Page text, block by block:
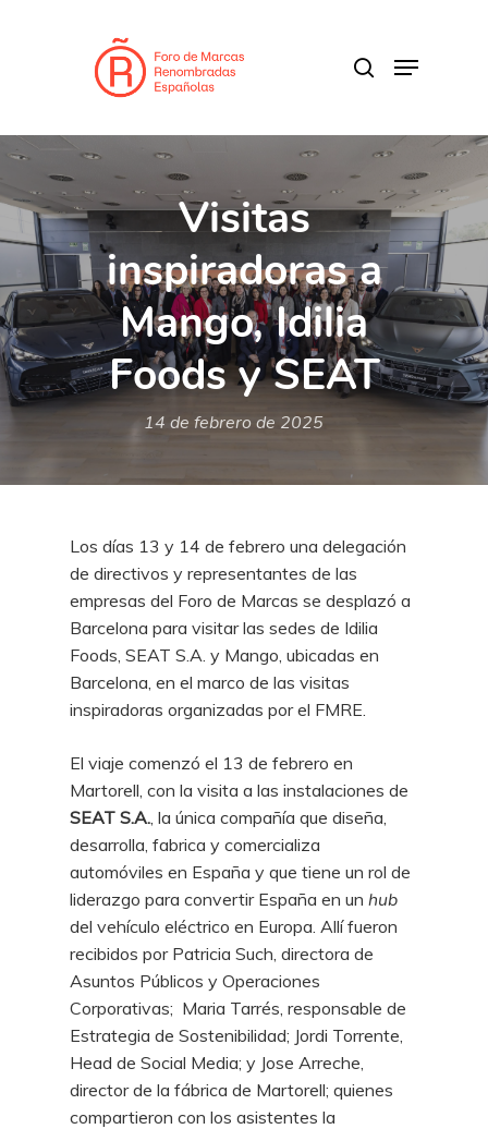
Menu
Visitas
inspiradoras a
Mango, Idilia
Foods y SEAT
14 de febrero de 2025
Los días 13 y 14 de febrero una delegación
de directivos y representantes de las
empresas del Foro de Marcas se desplazó a
Barcelona para visitar las sedes de Idilia
Foods, SEAT S.A. y Mango, ubicadas en
Barcelona, en el marco de las visitas
inspiradoras organizadas por el FMRE.
El viaje comenzó el 13 de febrero en
Martorell, con la visita a las instalaciones de
SEAT S.A. , la única compañía que diseña,
desarrolla, fabrica y comercializa
automóviles en España y que tiene un rol de
liderazgo para convertir España en unhub
del vehículo eléctrico en Europa. Allí fueron
recibidos por Patricia Such, directora de
Asuntos Públicos y Operaciones
Corporativas; Maria Tarrés, responsable de
Estrategia de Sostenibilidad; Jordi Torrente,
Head de Social Media; y Jose Arreche,
director de la fábrica de Martorell; quienes
compartieron con los asistentes la